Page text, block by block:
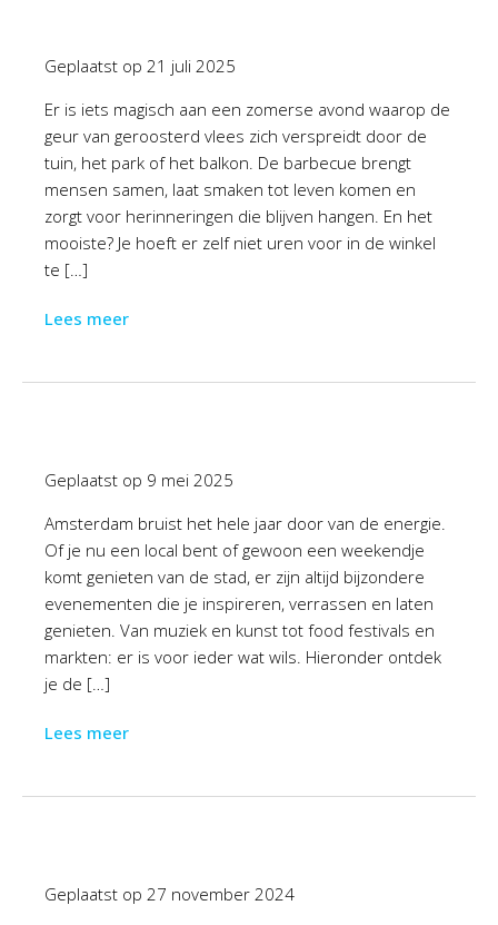
Geplaatst op 21 juli 2025
Er is iets magisch aan een zomerse avond waarop de
geur van geroosterd vlees zich verspreidt door de
tuin, het park of het balkon. De barbecue brengt
mensen samen, laat smaken tot leven komen en
zorgt voor herinneringen die blijven hangen. En het
mooiste? Je hoeft er zelf niet uren voor in de winkel
te […]
Lees meer
Geplaatst op 9 mei 2025
Amsterdam bruist het hele jaar door van de energie.
Of je nu een local bent of gewoon een weekendje
komt genieten van de stad, er zijn altijd bijzondere
evenementen die je inspireren, verrassen en laten
genieten. Van muziek en kunst tot food festivals en
markten: er is voor ieder wat wils. Hieronder ontdek
je de […]
Lees meer
Geplaatst op 27 november 2024